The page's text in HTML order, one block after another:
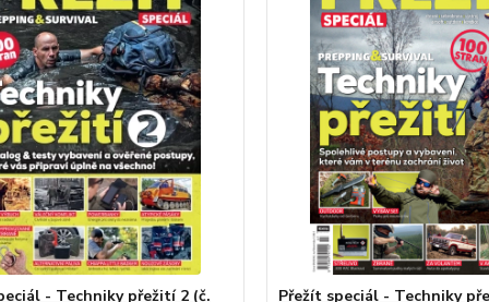
- Techniky přežití 2 (č.
Přežít speciál - Techniky